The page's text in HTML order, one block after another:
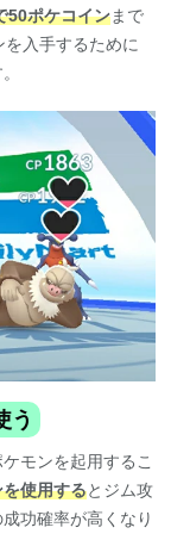
50ポケコインまで
入手するために
う
モンを起用するこ
使用するとジム攻
功確率が高くなり